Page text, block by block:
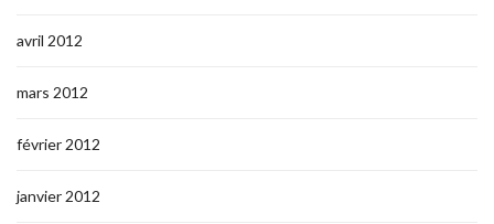
avril 2012
mars 2012
février 2012
janvier 2012